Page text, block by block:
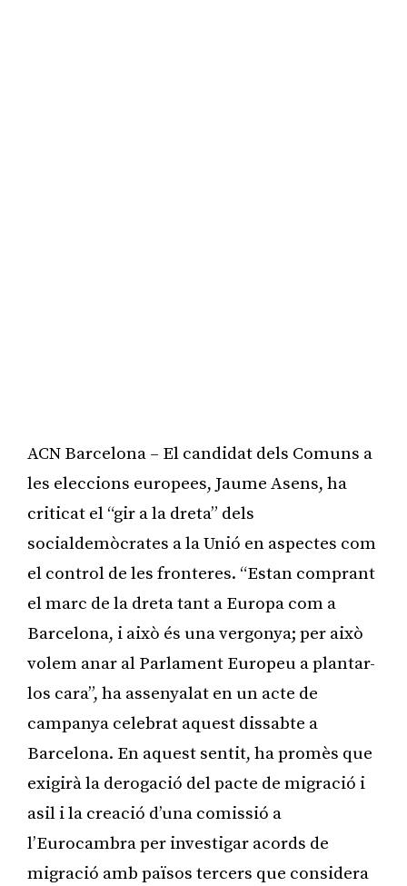
ACN Barcelona – El candidat dels Comuns a
les eleccions europees, Jaume Asens, ha
criticat el “gir a la dreta” dels
socialdemòcrates a la Unió en aspectes com
el control de les fronteres. “Estan comprant
el marc de la dreta tant a Europa com a
Barcelona, i això és una vergonya; per això
volem anar al Parlament Europeu a plantar-
los cara”, ha assenyalat en un acte de
campanya celebrat aquest dissabte a
Barcelona. En aquest sentit, ha promès que
exigirà la derogació del pacte de migració i
asil i la creació d’una comissió a
l’Eurocambra per investigar acords de
migració amb països tercers que considera